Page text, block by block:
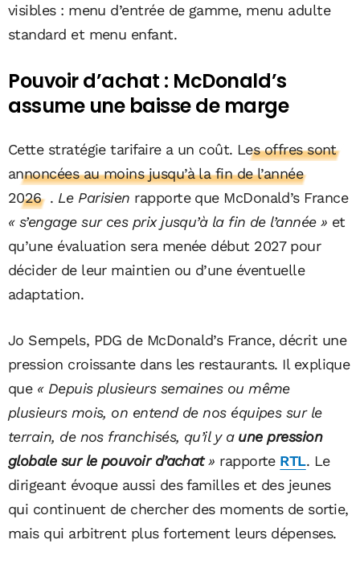
visibles : menu d’entrée de gamme, menu adulte
standard et menu enfant.
Pouvoir d’achat : McDonald’s
assume une baisse de marge
Cette stratégie tarifaire a un coût. Les offres sont
annoncées au moins jusqu’à la fin de l’année
2026 . Le Parisien rapporte que McDonald’s France
« s’engage sur ces prix jusqu’à la fin de l’année » et
qu’une évaluation sera menée début 2027 pour
décider de leur maintien ou d’une éventuelle
adaptation.
Jo Sempels, PDG de McDonald’s France, décrit une
pression croissante dans les restaurants. Il explique
que « Depuis plusieurs semaines ou même
plusieurs mois, on entend de nos équipes sur le
terrain, de nos franchisés, qu’il y a une pression
globale sur le pouvoir d’achat» rapporte RTL. Le
dirigeant évoque aussi des familles et des jeunes
qui continuent de chercher des moments de sortie,
mais qui arbitrent plus fortement leurs dépenses.